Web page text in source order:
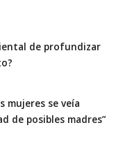
de profundizar
mujeres se veía
de posibles madres”